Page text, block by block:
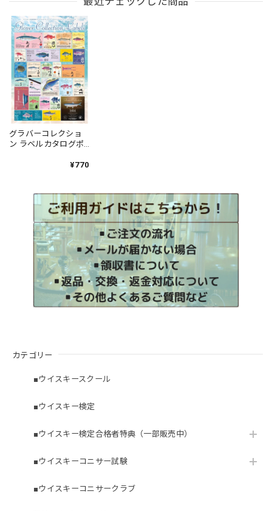
カテゴリー
■ウイスキースクール
■ウイスキー検定
■ウイスキー検定合格者特典（一部販売中）
■ウイスキーコニサー試験
■ウイスキーコニサークラブ
グラバーコレクショ
ン ラベルカタログポ
¥770